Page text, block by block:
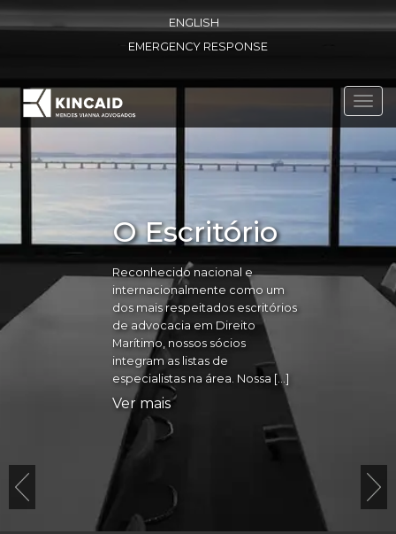
ENGLISH
EMERGENCY RESPONSE
O Escritório
Reconhecido nacional e
internacionalmente como um
dos mais respeitados escritórios
de advocacia em Direito
Marítimo, nossos sócios
integram as listas de
especialistas na área. Nossa […]
Ver mais